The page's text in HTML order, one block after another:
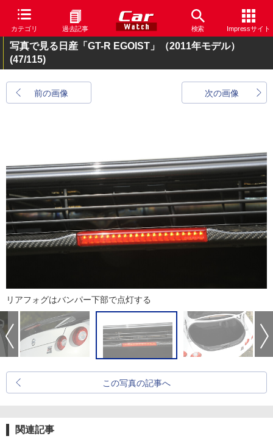
カテゴリ 過去記事 検索 Impressサイト
写真で見る日産「GT-R EGOIST」（2011年モデル）
(47/115)
前の画像 次の画像
リアフォグはバンパー下部で点灯する
この写真の記事へ
関連記事